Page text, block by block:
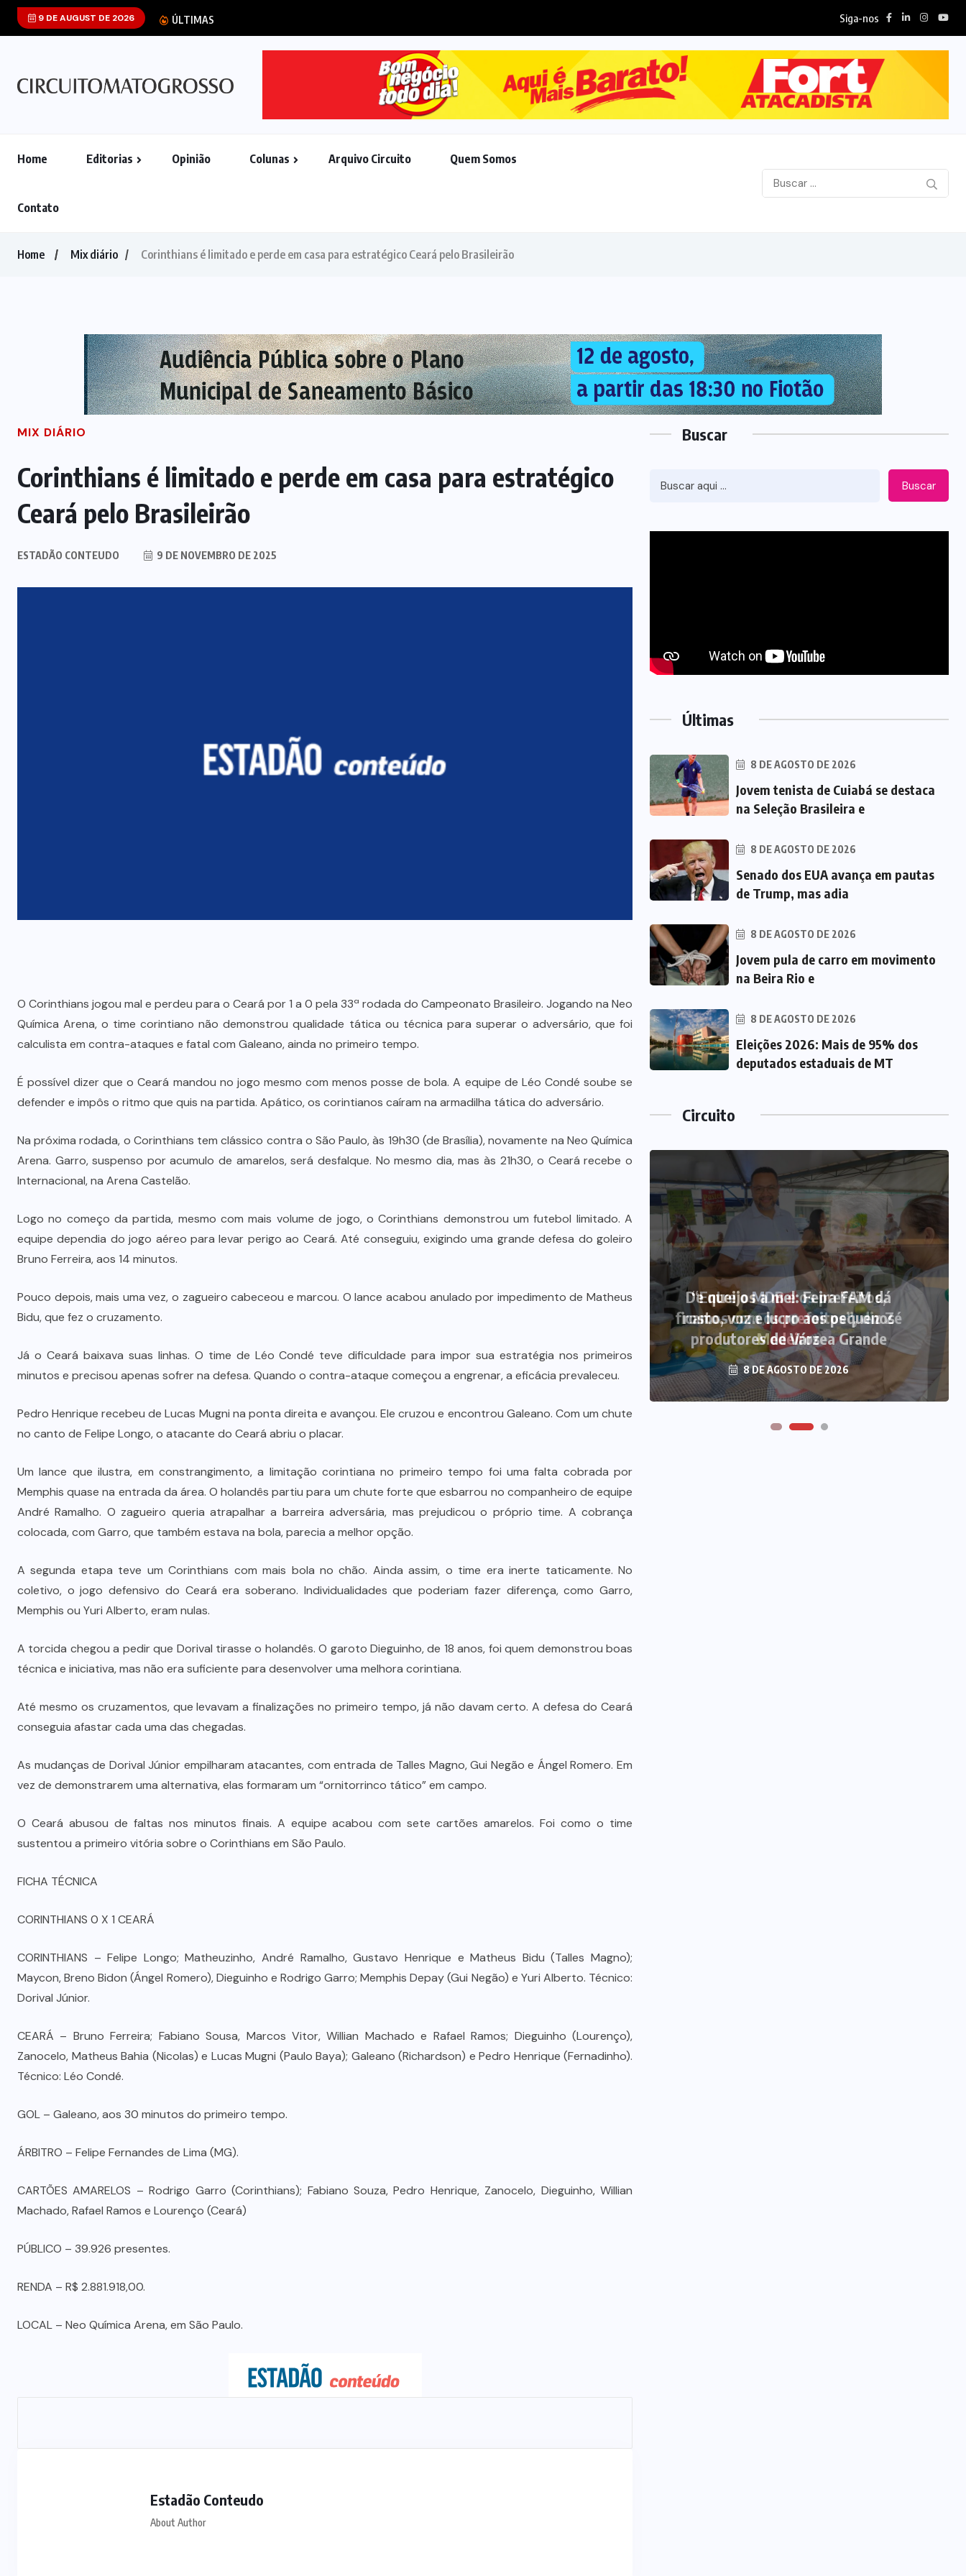
9 DE AUGUST DE 2026 ÚLTIMAS Siga-nos
Home Editorias Opinião Colunas Arquivo Circuito Quem Somos
Contato
Home Mix diário Corinthians é limitado e perde em casa para estratégico Ceará pelo Brasileirão
MIX DIÁRIO
Corinthians é limitado e perde em casa para estratégico
Ceará pelo Brasileirão
ESTADÃO CONTEUDO 9 DE NOVEMBRO DE 2025
O Corinthians jogou mal e perdeu para o Ceará por 1 a 0 pela 33ª rodada do Campeonato Brasileiro. Jogando na Neo
Química Arena, o time corintiano não demonstrou qualidade tática ou técnica para superar o adversário, que foi
calculista em contra-ataques e fatal com Galeano, ainda no primeiro tempo.
É possível dizer que o Ceará mandou no jogo mesmo com menos posse de bola. A equipe de Léo Condé soube se
defender e impôs o ritmo que quis na partida. Apático, os corintianos caíram na armadilha tática do adversário.
Na próxima rodada, o Corinthians tem clássico contra o São Paulo, às 19h30 (de Brasília), novamente na Neo Química
Arena. Garro, suspenso por acumulo de amarelos, será desfalque. No mesmo dia, mas às 21h30, o Ceará recebe o
Internacional, na Arena Castelão.
Logo no começo da partida, mesmo com mais volume de jogo, o Corinthians demonstrou um futebol limitado. A
equipe dependia do jogo aéreo para levar perigo ao Ceará. Até conseguiu, exigindo uma grande defesa do goleiro
Bruno Ferreira, aos 14 minutos.
Pouco depois, mais uma vez, o zagueiro cabeceou e marcou. O lance acabou anulado por impedimento de Matheus
Bidu, que fez o cruzamento.
Já o Ceará baixava suas linhas. O time de Léo Condé teve dificuldade para impor sua estratégia nos primeiros
minutos e precisou apenas sofrer na defesa. Quando o contra-ataque começou a engrenar, a eficácia prevaleceu.
Pedro Henrique recebeu de Lucas Mugni na ponta direita e avançou. Ele cruzou e encontrou Galeano. Com um chute
no canto de Felipe Longo, o atacante do Ceará abriu o placar.
Um lance que ilustra, em constrangimento, a limitação corintiana no primeiro tempo foi uma falta cobrada por
Memphis quase na entrada da área. O holandês partiu para um chute forte que esbarrou no companheiro de equipe
André Ramalho. O zagueiro queria atrapalhar a barreira adversária, mas prejudicou o próprio time. A cobrança
colocada, com Garro, que também estava na bola, parecia a melhor opção.
A segunda etapa teve um Corinthians com mais bola no chão. Ainda assim, o time era inerte taticamente. No
coletivo, o jogo defensivo do Ceará era soberano. Individualidades que poderiam fazer diferença, como Garro,
Memphis ou Yuri Alberto, eram nulas.
A torcida chegou a pedir que Dorival tirasse o holandês. O garoto Dieguinho, de 18 anos, foi quem demonstrou boas
técnica e iniciativa, mas não era suficiente para desenvolver uma melhora corintiana.
Até mesmo os cruzamentos, que levavam a finalizações no primeiro tempo, já não davam certo. A defesa do Ceará
conseguia afastar cada uma das chegadas.
As mudanças de Dorival Júnior empilharam atacantes, com entrada de Talles Magno, Gui Negão e Ángel Romero. Em
vez de demonstrarem uma alternativa, elas formaram um “ornitorrinco tático” em campo.
O Ceará abusou de faltas nos minutos finais. A equipe acabou com sete cartões amarelos. Foi como o time
sustentou a primeiro vitória sobre o Corinthians em São Paulo.
FICHA TÉCNICA
CORINTHIANS 0 X 1 CEARÁ
CORINTHIANS – Felipe Longo; Matheuzinho, André Ramalho, Gustavo Henrique e Matheus Bidu (Talles Magno);
Maycon, Breno Bidon (Ángel Romero), Dieguinho e Rodrigo Garro; Memphis Depay (Gui Negão) e Yuri Alberto. Técnico:
Dorival Júnior.
CEARÁ – Bruno Ferreira; Fabiano Sousa, Marcos Vitor, Willian Machado e Rafael Ramos; Dieguinho (Lourenço),
Zanocelo, Matheus Bahia (Nicolas) e Lucas Mugni (Paulo Baya); Galeano (Richardson) e Pedro Henrique (Fernadinho).
Técnico: Léo Condé.
GOL – Galeano, aos 30 minutos do primeiro tempo.
ÁRBITRO – Felipe Fernandes de Lima (MG).
CARTÕES AMARELOS – Rodrigo Garro (Corinthians); Fabiano Souza, Pedro Henrique, Zanocelo, Dieguinho, Willian
Machado, Rafael Ramos e Lourenço (Ceará)
PÚBLICO – 39.926 presentes.
RENDA – R$ 2.881.918,00.
LOCAL – Neo Química Arena, em São Paulo.
Estadão Conteudo
About Author
Buscar
Buscar
Últimas
8 DE AGOSTO DE 2026
Jovem tenista de Cuiabá se destaca
na Seleção Brasileira e
8 DE AGOSTO DE 2026
Senado dos EUA avança em pautas
de Trump, mas adia
8 DE AGOSTO DE 2026
Jovem pula de carro em movimento
na Beira Rio e
8 DE AGOSTO DE 2026
Eleições 2026: Mais de 95% dos
deputados estaduais de MT
Circuito
Dia dos Pais impulsiona varejo e
reforça conexão entre pais e filhos
7 DE AGOSTO DE 2026
De queijos a mel: Feira FAM dá
8 DE AGOSTO DE 2026
“Entre o MDB e os prefeitos,
ficamos com os prefeitos”, diz Zé
Medeiros
8 DE AGOSTO DE 2026